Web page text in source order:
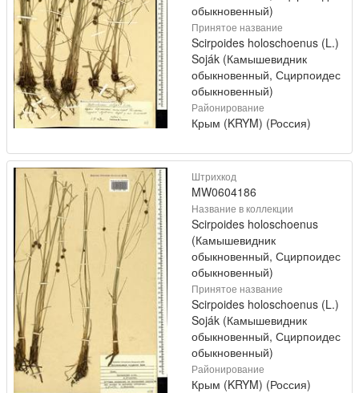
обыкновенный)
Принятое название
Scirpoides holoschoenus (L.)
Soják (Камышевидник
обыкновенный, Сцирпоидес
обыкновенный)
Районирование
Крым (KRYM) (Россия)
Штрихкод
MW0604186
Название в коллекции
Scirpoides holoschoenus
(Камышевидник
обыкновенный, Сцирпоидес
обыкновенный)
Принятое название
Scirpoides holoschoenus (L.)
Soják (Камышевидник
обыкновенный, Сцирпоидес
обыкновенный)
Районирование
Крым (KRYM) (Россия)